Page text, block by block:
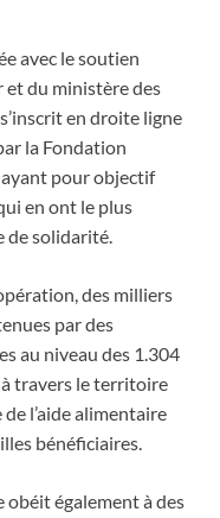
avec le soutien
et du ministère des
en droite ligne
la Fondation
pour objectif
en ont le plus
de solidarité.
des milliers
par des
au niveau des 1.304
travers le territoire
l’aide alimentaire
bénéficiaires.
également à des